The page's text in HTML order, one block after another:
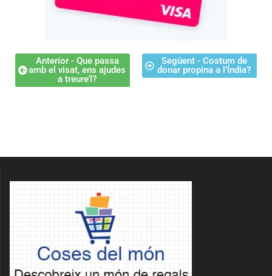
Anterior - Que passa
amb el visat, ens ajudes
a treure’l?
Següent - Costum de
donar propina a l’Índia?